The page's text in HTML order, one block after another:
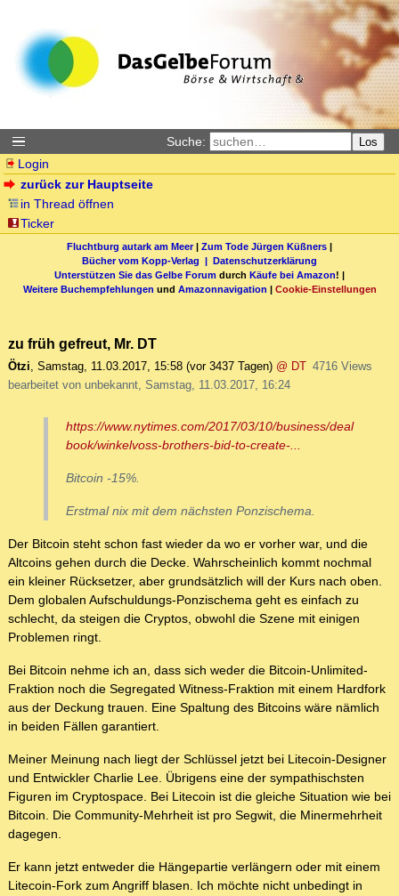
Suche: Los
Login
zurück zur Hauptseite
in Thread öffnen
Ticker
Fluchtburg autark am Meer| Zum Tode Jürgen Küßners |
Bücher vom Kopp-Verlag | Datenschutzerklärung
Unterstützen Sie das Gelbe Forum durch Käufe bei Amazon! |
Weitere Buchempfehlungen und Amazonnavigation | Cookie-Einstellungen
zu früh gefreut, Mr. DT
Ötzi, Samstag, 11.03.2017, 15:58 (vor 3437 Tagen) @ DT 4716 Views
bearbeitet von unbekannt, Samstag, 11.03.2017, 16:24
https://www.nytimes.com/2017/03/10/business/deal
book/winkelvoss-brothers-bid-to-create-...
Bitcoin -15%.
Erstmal nix mit dem nächsten Ponzischema.
Der Bitcoin steht schon fast wieder da wo er vorher war, und die
Altcoins gehen durch die Decke. Wahrscheinlich kommt nochmal
ein kleiner Rücksetzer, aber grundsätzlich will der Kurs nach oben.
Dem globalen Aufschuldungs-Ponzischema geht es einfach zu
schlecht, da steigen die Cryptos, obwohl die Szene mit einigen
Problemen ringt.
Bei Bitcoin nehme ich an, dass sich weder die Bitcoin-Unlimited-
Fraktion noch die Segregated Witness-Fraktion mit einem Hardfork
aus der Deckung trauen. Eine Spaltung des Bitcoins wäre nämlich
in beiden Fällen garantiert.
Meiner Meinung nach liegt der Schlüssel jetzt bei Litecoin-Designer
und Entwickler Charlie Lee. Übrigens eine der sympathischsten
Figuren im Cryptospace. Bei Litecoin ist die gleiche Situation wie bei
Bitcoin. Die Community-Mehrheit ist pro Segwit, die Minermehrheit
dagegen.
Er kann jetzt entweder die Hängepartie verlängern oder mit einem
Litecoin-Fork zum Angriff blasen. Ich möchte nicht unbedingt in